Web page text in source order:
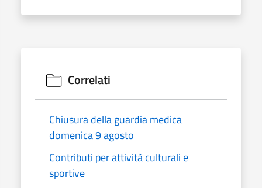
Correlati
Chiusura della guardia medica
domenica 9 agosto
Contributi per attività culturali e
sportive